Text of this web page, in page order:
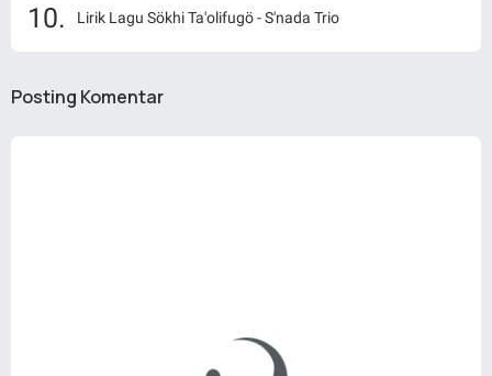
Lirik Lagu Sökhi Ta'olifugö - S'nada Trio
Posting Komentar